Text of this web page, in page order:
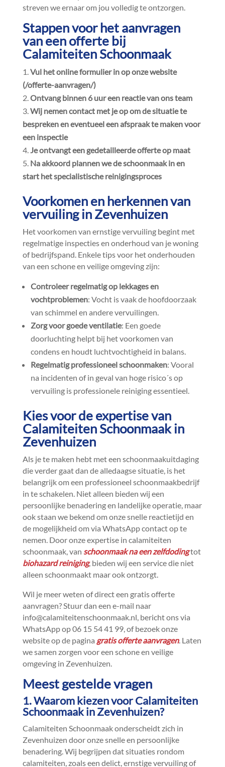
streven we ernaar om jou volledig te ontzorgen.​
Stappen voor het aanvragen
van een offerte bij
Calamiteiten Schoonmaak
Vul het online formulier in op onze website
(/offerte-aanvragen/)
Ontvang binnen 6 uur een reactie van ons team
Wij nemen contact met je op om de situatie te
bespreken en eventueel een afspraak te maken voor
een inspectie
Je ontvangt een gedetailleerde offerte op maat
Na akkoord plannen we de schoonmaak in en
start het specialistische reinigingsproces
Voorkomen en herkennen van
vervuiling in Zevenhuizen
Het voorkomen van ernstige vervuiling begint met
regelmatige inspecties en onderhoud van je woning
of bedrijfspand.​ Enkele tips voor het onderhouden
van een schone en veilige omgeving zijn:
Controleer regelmatig op lekkages en
vochtproblemen: Vocht is vaak de hoofdoorzaak
van schimmel en andere vervuilingen.​
Zorg voor goede ventilatie: Een goede
doorluchting helpt bij het voorkomen van
condens en houdt luchtvochtigheid in balans.​
Regelmatig professioneel schoonmaken: Vooral
na incidenten of in geval van hoge risico´s op
vervuiling is professionele reiniging essentieel.​
Kies voor de expertise van
Calamiteiten Schoonmaak in
Zevenhuizen
Als je te maken hebt met een schoonmaakuitdaging
die verder gaat dan de alledaagse situatie, is het
belangrijk om een professioneel schoonmaakbedrijf
in te schakelen.​ Niet alleen bieden wij een
persoonlijke benadering en landelijke operatie, maar
ook staan we bekend om onze snelle reactietijd en
de mogelijkheid om via WhatsApp contact op te
nemen.​ Door onze expertise in calamiteiten
schoonmaak, van schoonmaak na een zelfdodingtot
biohazard reiniging, bieden wij een service die niet
alleen schoonmaakt maar ook ontzorgt.​
Wil je meer weten of direct een gratis offerte
aanvragen? Stuur dan een e-mail naar
info@calamiteitenschoonmaak.​nl, bericht ons via
WhatsApp op 06 15 54 41 99, of bezoek onze
website op de pagina gratis offerte aanvragen.​ Laten
we samen zorgen voor een schone en veilige
omgeving in Zevenhuizen.​
Meest gestelde vragen
1.​ Waarom kiezen voor Calamiteiten
Schoonmaak in Zevenhuizen?
Calamiteiten Schoonmaak onderscheidt zich in
Zevenhuizen door onze snelle en persoonlijke
benadering.​ Wij begrijpen dat situaties rondom
calamiteiten, zoals een delict, ernstige vervuiling of